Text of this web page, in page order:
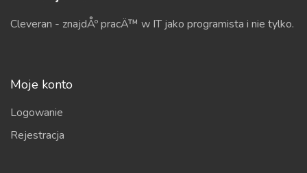
Cleveran - znajdÅº pracÄ™ w IT jako programista i nie tylko.
Moje konto
Logowanie
Rejestracja